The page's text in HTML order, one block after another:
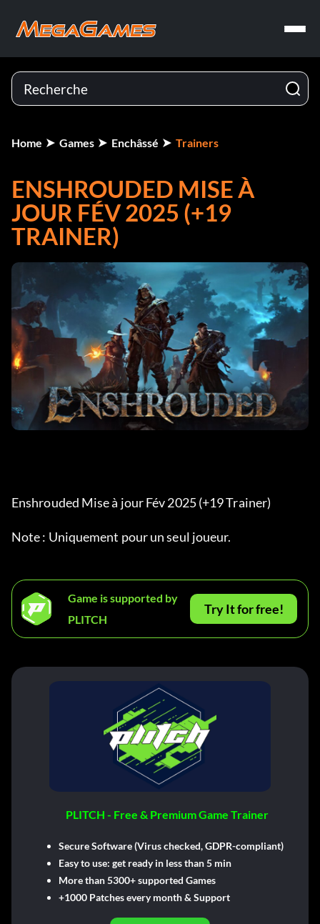
Home Games Enchâssé Trainers
ENSHROUDED MISE À
JOUR FÉV 2025 (+19
TRAINER)
Enshrouded Mise à jour Fév 2025 (+19 Trainer)
Note : Uniquement pour un seul joueur.
Game is supported by
PLITCH
Try It for free!
PLITCH - Free & Premium Game Trainer
Secure Software (Virus checked, GDPR-compliant)
Easy to use: get ready in less than 5 min
More than 5300+ supported Games
+1000 Patches every month & Support